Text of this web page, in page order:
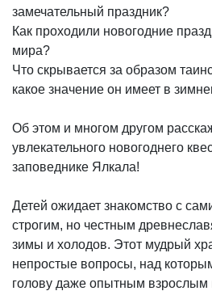
замечательный праздник?
Как проходили новогодние
мира?
Что скрывается за образом
какое значение он имеет в
Об этом и многом другом
увлекательного новогоднего
заповеднике Ялкала!
Детей ожидает знакомство с
строгим, но честным
зимы и холодов. Этот мудрый
непростые вопросы, над
голову даже опытным взрослым